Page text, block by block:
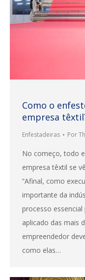
Como o
empresa
Enfestadeiras Por
No começo, todo
empresa têxtil se
“Afinal, como
importante da
processo
aplicado das mais
empreendedor
como elas…